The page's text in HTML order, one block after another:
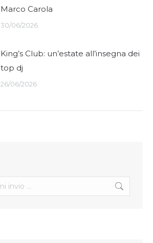
Marco Carola
30/06/2026
King’s Club: un’estate all’insegna dei
top dj
26/06/2026